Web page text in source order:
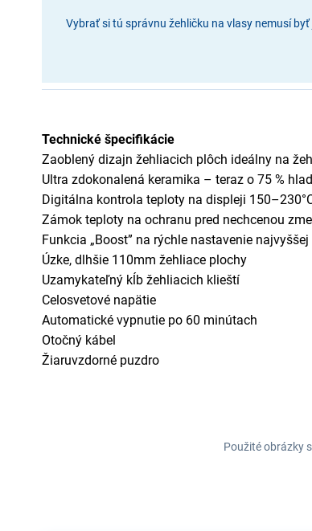
Vybrať si tú správnu žehličku na vlasy nemusí
Technické špecifikácie
Zaoblený dizajn žehliacich plôch ideálny na
Ultra zdokonalená keramika – teraz o 75 %
Digitálna kontrola teploty na displeji
Zámok teploty na ochranu pred nechcenou
Funkcia „Boost” na rýchle nastavenie
Úzke, dlhšie 110mm žehliace plochy
Uzamykateľný kĺb žehliacich klieští
Celosvetové napätie
Automatické vypnutie po 60 minútach
Otočný kábel
Žiaruvzdorné puzdro
Použité obrázky